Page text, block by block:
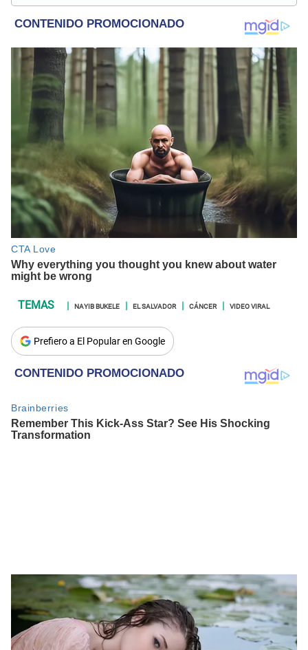
cultural.
NAYIB BUKELE EL SALVADOR CÁNCER VIDEO VIRAL
Prefiero a El Popular en Google